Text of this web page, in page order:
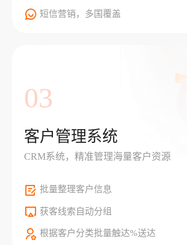
短信营销，多国覆盖
03
客户管理系统
CRM系统，精准管理海量客户资源
批量整理客户信息
获客线索自动分组
根据客户分类批量触达%送达